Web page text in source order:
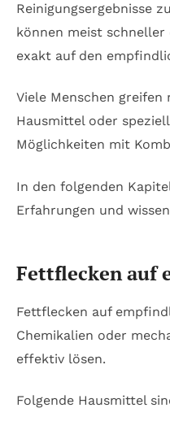
Reinigungsergebnisse
können meist
exakt auf den
Viele Menschen
Hausmittel oder
Möglichkeiten mit
In den folgenden
Erfahrungen und
Fettflecken auf
Fettflecken auf
Chemikalien oder
effektiv lösen.
Folgende Hausmittel